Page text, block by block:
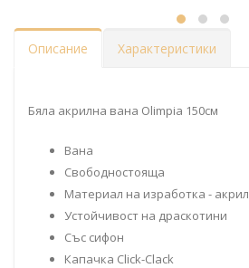
Описание Характеристики
Бяла акрилна вана Olimpia 150см
Вана
Свободностояща
Материал на изработка - акрил
Устойчивост на драскотини
Със сифон
Капачка Click-Clack